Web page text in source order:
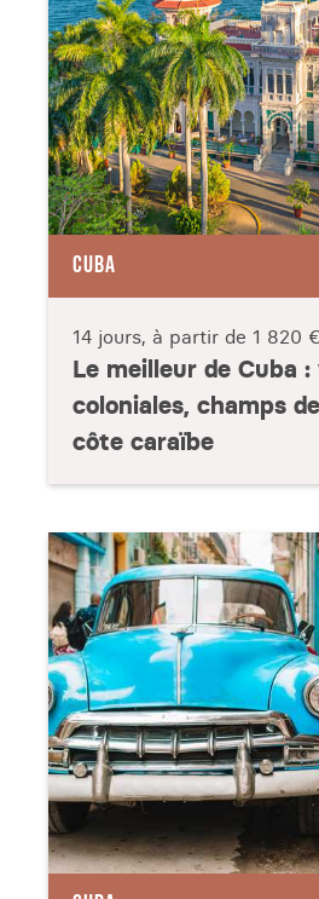
CUBA
14 jours, à partir de 1 820
Le meilleur de Cuba :
coloniales, champs
côte caraïbe